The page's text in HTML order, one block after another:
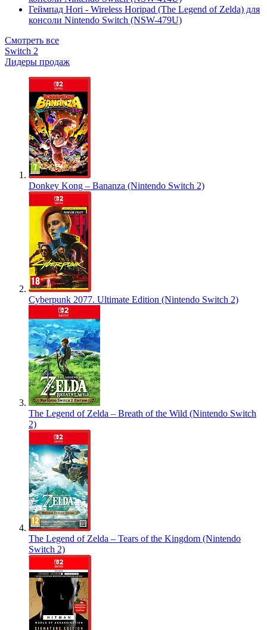
Геймпад Hori - Wireless Horipad (The Legend of Zelda) для
консоли Nintendo Switch (NSW-479U)
Смотреть все
Switch 2
Лидеры продаж
Donkey Kong – Bananza (Nintendo Switch 2)
Cyberpunk 2077. Ultimate Edition (Nintendo Switch 2)
The Legend of Zelda – Breath of the Wild (Nintendo Switch
2)
The Legend of Zelda – Tears of the Kingdom (Nintendo
Switch 2)